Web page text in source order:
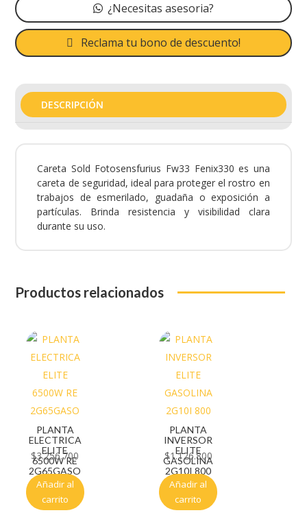
¿Necesitas asesoria?
Reclama tu bono de descuento!
DESCRIPCIÓN
Careta Sold Fotosensfurius Fw33 Fenix330 es una
careta de seguridad, ideal para proteger el rostro en
trabajos de esmerilado, guadaña o exposición a
partículas. Brinda resistencia y visibilidad clara
durante su uso.
Productos relacionados
PLANTA
ELECTRICA
ELITE
6500W RE
2G65GASO
$3.256.700
Añadir al
carrito
PLANTA
INVERSOR
ELITE
GASOLINA
2G10I 800
$1.126.800
Añadir al
carrito